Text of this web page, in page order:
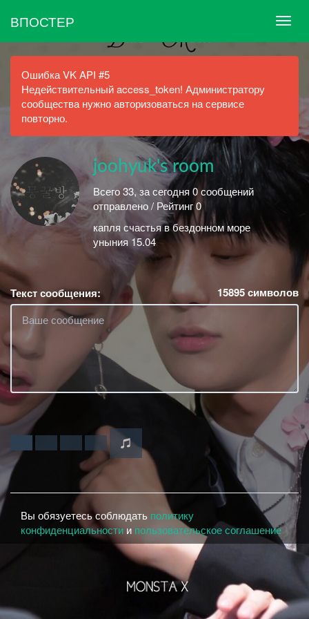
ВПОСТЕР
Ошибка VK API #5
Недействительный access_token! Администратору
сообщества нужно авторизоваться на сервисе
повторно.
joohyuk's room
Всего 33, за сегодня 0 сообщений
отправлено / Рейтинг 0
капля счастья в бездонном море
уныния 15.04
Текст сообщения: 15895символов
Вы обязуетесь соблюдать политику
конфиденциальности и пользовательское соглашение